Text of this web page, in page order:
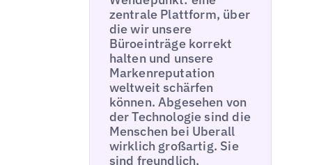
zentrale Plattform, über
die wir unsere
Büroeinträge korrekt
halten und unsere
Markenreputation
weltweit schärfen
können. Abgesehen von
der Technologie sind die
Menschen bei Uberall
wirklich großartig. Sie
sind freundlich,